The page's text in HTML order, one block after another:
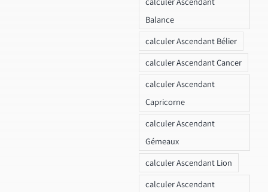
Balance
calculer Ascendant Bélier
calculer Ascendant Cancer
calculer Ascendant
Capricorne
calculer Ascendant
Gémeaux
calculer Ascendant Lion
calculer Ascendant